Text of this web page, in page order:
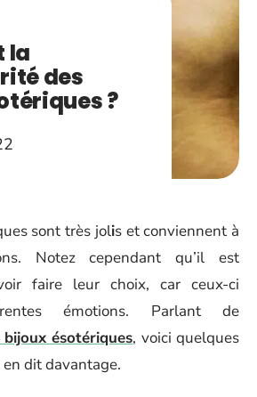
la
des
?
sont très jolis et conviennent à
Notez cependant qu’il est
faire leur choix, car ceux-ci
émotions. Parlant de
ésotériques, voici quelques
dit davantage.